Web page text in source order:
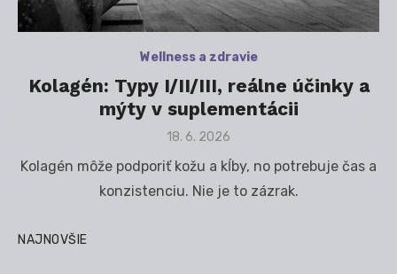
Wellness a zdravie
Kolagén: Typy I/II/III, reálne účinky a
mýty v suplementácii
Posted
18. 6. 2026
Kolagén môže podporiť kožu a kĺby, no potrebuje čas a
konzistenciu. Nie je to zázrak.
NAJNOVŠIE